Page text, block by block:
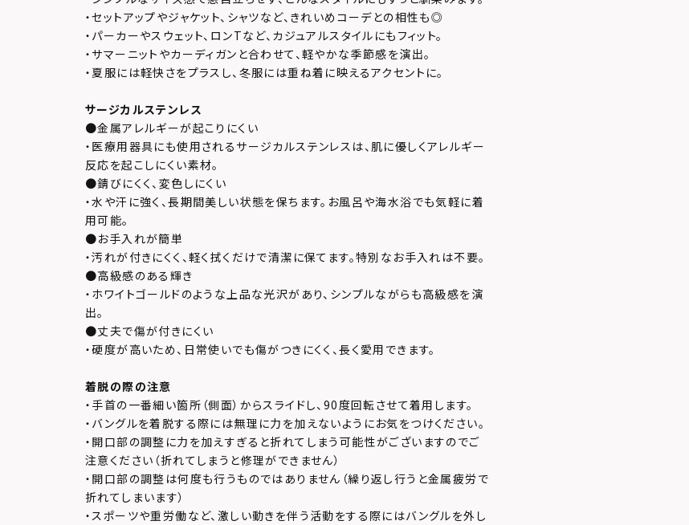
・セットアップやジャケット、シャツなど、きれいめコーデとの相性も◎
・パーカーやスウェット、ロンTなど、カジュアルスタイルにもフィット。
・サマーニットやカーディガンと合わせて、軽やかな季節感を演出。
・夏服には軽快さをプラスし、冬服には重ね着に映えるアクセントに。
サージカルステンレス
●金属アレルギーが起こりにくい
・医療用器具にも使用されるサージカルステンレスは、肌に優しくアレルギー
反応を起こしにくい素材。
●錆びにくく、変色しにくい
・水や汗に強く、長期間美しい状態を保ちます。お風呂や海水浴でも気軽に着
用可能。
●お手入れが簡単
・汚れが付きにくく、軽く拭くだけで清潔に保てます。特別なお手入れは不要。
●高級感のある輝き
・ホワイトゴールドのような上品な光沢があり、シンプルながらも高級感を演
出。
●丈夫で傷が付きにくい
・硬度が高いため、日常使いでも傷がつきにくく、長く愛用できます。
着脱の際の注意
・手首の一番細い箇所（側面）からスライドし、90度回転させて着用します。
・バングルを着脱する際には無理に力を加えないようにお気をつけください。
・開口部の調整に力を加えすぎると折れてしまう可能性がございますのでご
注意ください（折れてしまうと修理ができません）
・開口部の調整は何度も行うものではありません（繰り返し行うと金属疲労で
折れてしまいます）
・スポーツや重労働など、激しい動きを伴う活動をする際にはバングルを外し